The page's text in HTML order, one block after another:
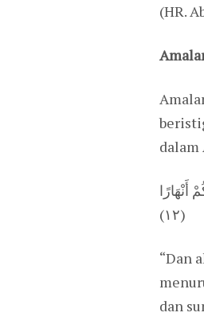
(HR.
dalam
لَكُمْ أَنْهَارًا
(١٢)
“Dan
dan